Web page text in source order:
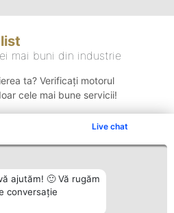
Live chat
ajutăm! 🙂 Vă rugăm
conversație
mai buni din industrie
ta? Verificați motorul
cele mai bune servicii!